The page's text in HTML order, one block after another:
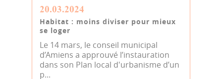
20.03.2024
Habitat : moins diviser pour mieux
se loger
Le 14 mars, le conseil municipal
d’Amiens a approuvé l’instauration
dans son Plan local d'urbanisme d’un
p...